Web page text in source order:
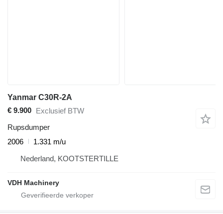
Yanmar C30R-2A
€ 9.900 Exclusief BTW
Rupsdumper
2006
1.331 m/u
Nederland, KOOTSTERTILLE
VDH Machinery